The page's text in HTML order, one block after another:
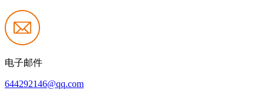
电子邮件
644292146@qq.com